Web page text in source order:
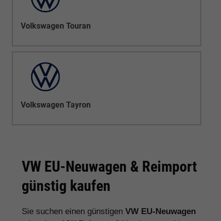
Volkswagen Touran
Volkswagen Tayron
VW EU-Neuwagen & Reimport
günstig kaufen
Sie suchen einen günstigen VW EU-Neuwagen